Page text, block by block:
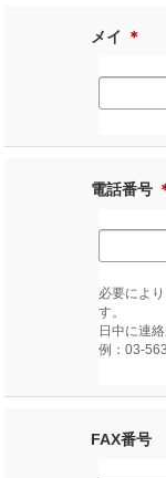
メイ ＊
電話番号
必要によ
す。
日中に連
例：03-
FAX番号